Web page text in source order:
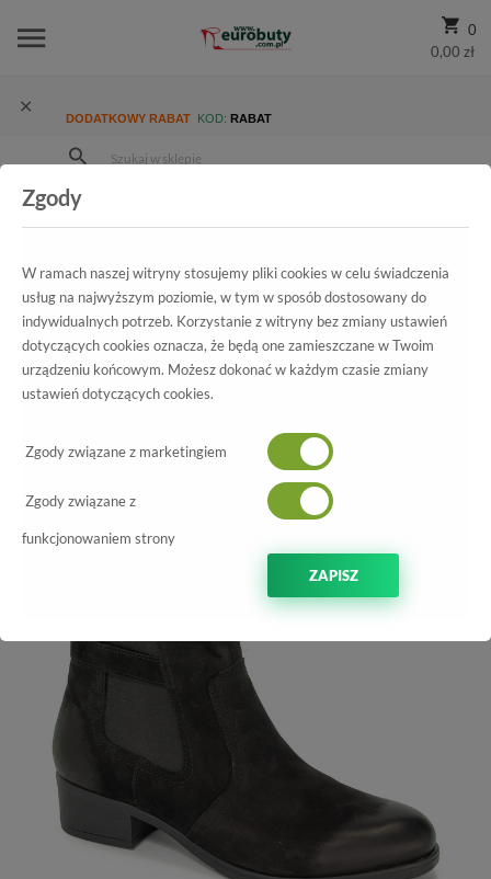
0
0,00 zł
DODATKOWY RABAT KOD: RABAT
Damskie
Trzewiki I Botki
Wszystkie produkty
1170/5 Czarny Ch-18
Zgody
W ramach naszej witryny stosujemy pliki cookies w celu świadczenia
usług na najwyższym poziomie, w tym w sposób dostosowany do
indywidualnych potrzeb. Korzystanie z witryny bez zmiany ustawień
dotyczących cookies oznacza, że będą one zamieszczane w Twoim
urządzeniu końcowym. Możesz dokonać w każdym czasie zmiany
ustawień dotyczących cookies.
Zgody związane z marketingiem
Zgody związane z
funkcjonowaniem strony
ZAPISZ